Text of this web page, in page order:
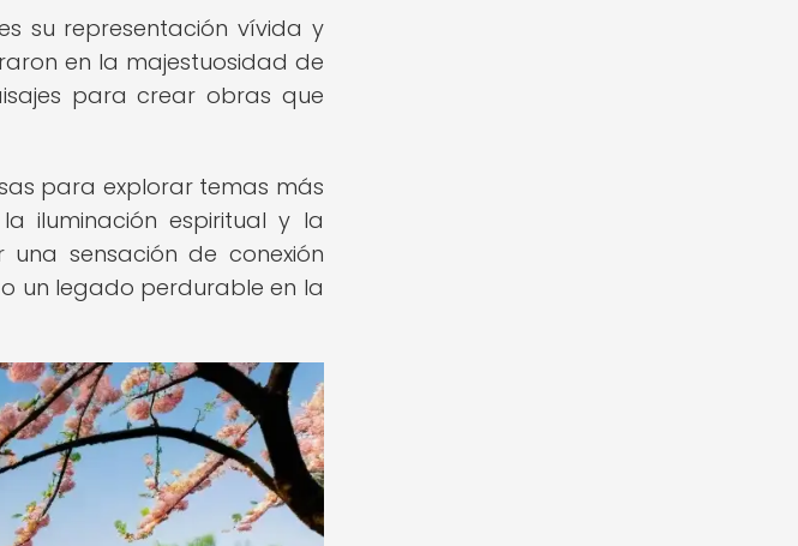
su representación vívida y
en la majestuosidad de
para crear obras que
para explorar temas más
iluminación espiritual y la
sensación de conexión
un legado perdurable en la